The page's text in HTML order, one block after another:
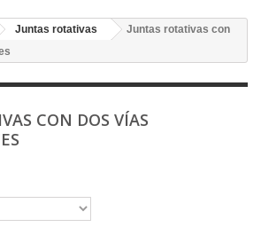
Juntas rotativas
Juntas rotativas con
CON DOS VÍAS